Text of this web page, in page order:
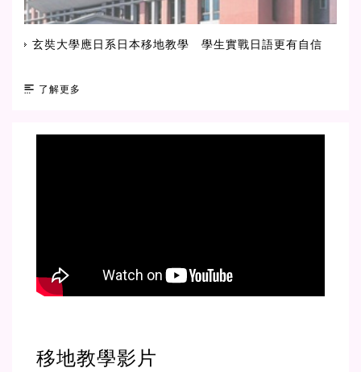
玄奘大學應日系日本移地教學 學生實戰日語更有自信
了解更多
移地教學影片